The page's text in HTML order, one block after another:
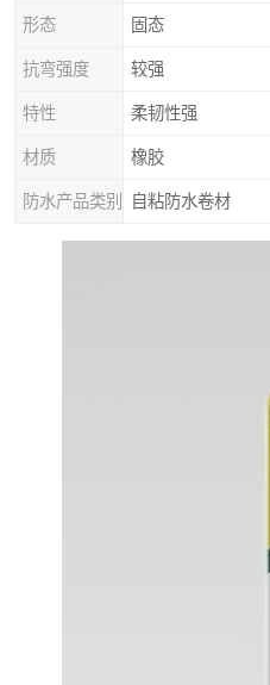
形态 固态
抗弯强度 较强
特性 柔韧性强
材质 橡胶
防水产品类别 自粘防水卷材